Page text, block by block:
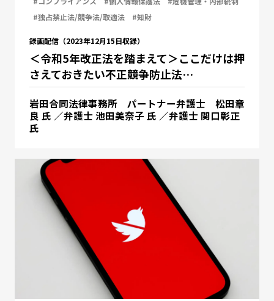
#独占禁止法/競争法/取適法
#知財
録画配信（2023年12月15日収録）
＜令和5年改正法を踏まえて＞ここだけは押
さえておきたい不正競争防止法…
岩田合同法律事務所 パートナー弁護士 松田章
良 氏 ／弁護士 池田美奈子 氏 ／弁護士 関口彰正
氏